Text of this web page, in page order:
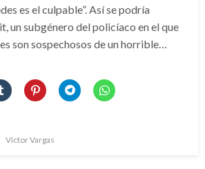
es el culpable”. Así se podría
un subgénero del policíaco en el que
son sospechosos de un horrible…
Víctor Vargas